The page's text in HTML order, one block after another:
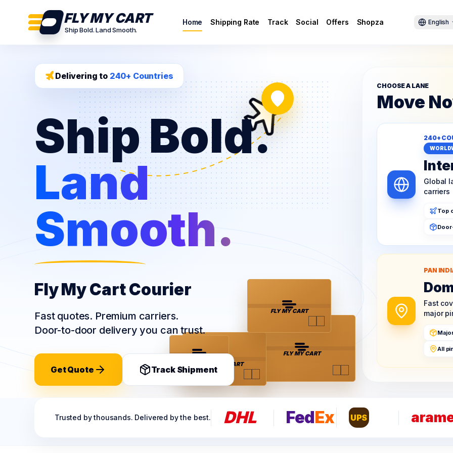
FLY MY CART
Ship Bold. Land Smooth.
Home Shipping Rate Track Social Offers Shopza English
FLY MY CART
FLY MY CART
FLY MY CART
Delivering to 240+ Countries
Ship Bold.
Land
Smooth.
Fly My Cart Courier
Fast quotes. Premium carriers.
Door-to-door delivery you can trust.
Get Quote Track Shipment
CHOOSE A LANE
Move
240+
Global
carriers
Top
PAN
Fast
major
All
Trusted by thousands. Delivered by the best. DHL FedEx UPS